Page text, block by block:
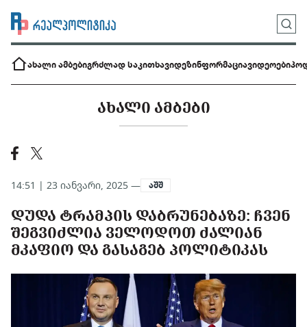
ახალი ამბებიგრძლად საკითხავიდეზინფორმაციავიდეოები
ᲐᲮᲐᲚᲘ ᲐᲛᲑᲔᲑᲘ
14:51 | 23 იანვარი, 2025 — აშშ
ᲓᲣᲓᲐ ᲢᲠᲐᲛᲞᲘᲡ ᲓᲐᲑᲠᲣᲜᲔᲑᲐᲖᲔ: ᲩᲕᲔᲜ
ᲨᲔᲒᲕᲘᲫᲚᲘᲐ ᲕᲔᲚᲝᲓᲝᲗ ᲫᲐᲚᲘᲐᲜ
ᲛᲙᲐᲤᲘᲝ ᲓᲐ ᲒᲐᲡᲐᲒᲔᲑ ᲞᲝᲚᲘᲢᲘᲙᲐᲡ